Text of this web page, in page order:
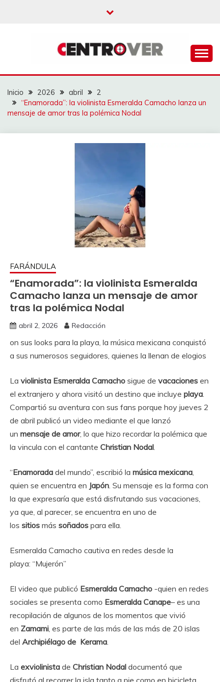
CENTROVER
NOTICIAS
Inicio 2026 abril
2
“Enamorada”: la violinista Esmeralda Camacho lanza un
mensaje de amor tras la polémica Nodal
FARÁNDULA
“Enamorada”: la violinista Esmeralda
Camacho lanza un mensaje de amor
tras la polémica Nodal
abril 2, 2026 Redacción
on sus looks para la playa, la música mexicana conquistó
a sus numerosos seguidores, quienes la llenan de elogios
La violinista Esmeralda Camacho sigue de vacaciones en
el extranjero y ahora visitó un destino que incluye playa.
Compartió su aventura con sus fans porque hoy jueves 2
de abril publicó un video mediante el que lanzó
un mensaje de amor, lo que hizo recordar la polémica que
la vincula con el cantante Christian Nodal.
“Enamorada del mundo”, escribió la música mexicana,
quien se encuentra en Japón. Su mensaje es la forma con
la que expresaría que está disfrutando sus vacaciones,
ya que, al parecer, se encuentra en uno de
los sitios más soñados para ella.
Esmeralda Camacho cautiva en redes desde la
playa: “Mujerón”
El video que publicó Esmeralda Camacho -quien en redes
sociales se presenta como Esmeralda Canape– es una
recopilación de algunos de los momentos que vivió
en Zamami, es parte de las más de las más de 20 islas
del Archipiélago de Kerama.
La exviolinista de Christian Nodal documentó que